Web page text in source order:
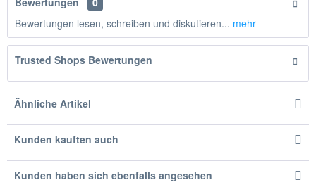
Bewertungen lesen, schreiben und diskutieren... mehr
Trusted Shops Bewertungen
Ähnliche Artikel
Kunden kauften auch
Kunden haben sich ebenfalls angesehen